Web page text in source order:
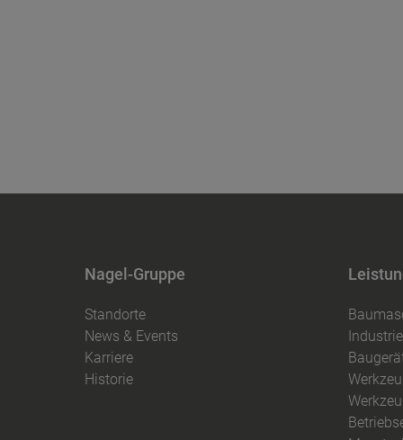
Nagel-Gruppe
Standorte
News & Events
Karriere
Historie